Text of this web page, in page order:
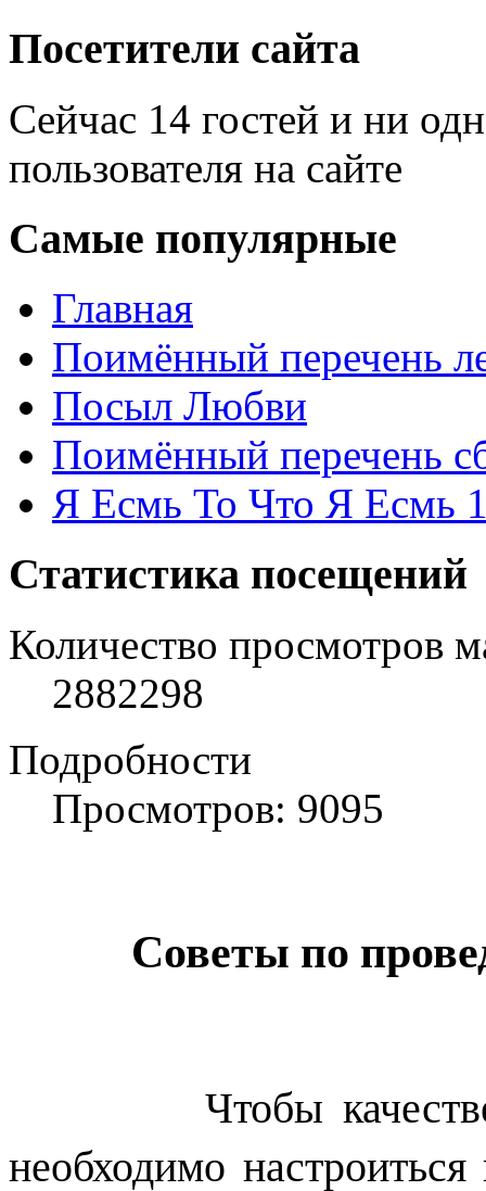
Посетители сайта
Сейчас 14 гостей и ни
пользователя на сайте
Самые популярные
Главная
Поимённый перечень
Посыл Любви
Поимённый перечень
Я Есмь То Что Я Есмь
Статистика посещений
Количество просмотров
2882298
Подробности
Просмотров: 9095
Советы по
Чтобы
необходимо